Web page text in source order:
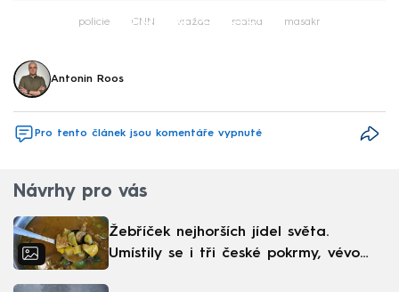
Failed to fetch
policie CNN vražda rodina masakr
Antonin Roos
Pro tento článek jsou komentáře vypnuté
Návrhy pro vás
Žebříček nejhorších jídel světa.
Umístily se i tři české pokrmy, vévodí